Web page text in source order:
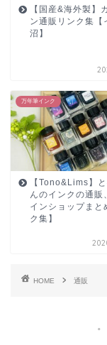
【国産&海外製】
ン通販リンク集【
沼】
万年筆インク
【Tono&Lims】
んのインクの通販
インショップまと
ク集】
HOME 通販